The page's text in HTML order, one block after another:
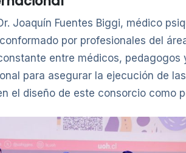
Joaquín Fuentes Biggi, médico
por profesionales del
entre médicos,
para asegurar la ejecución de
el diseño de este consorcio como